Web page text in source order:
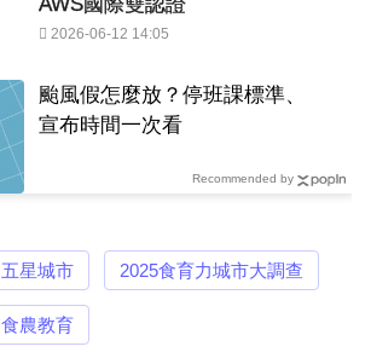
2026-06-12 14:05
颱風假怎麼放？停班課標準、
宣布時間一次看
Recommended by
五星城市 2025食育力城市大調查
食農教育